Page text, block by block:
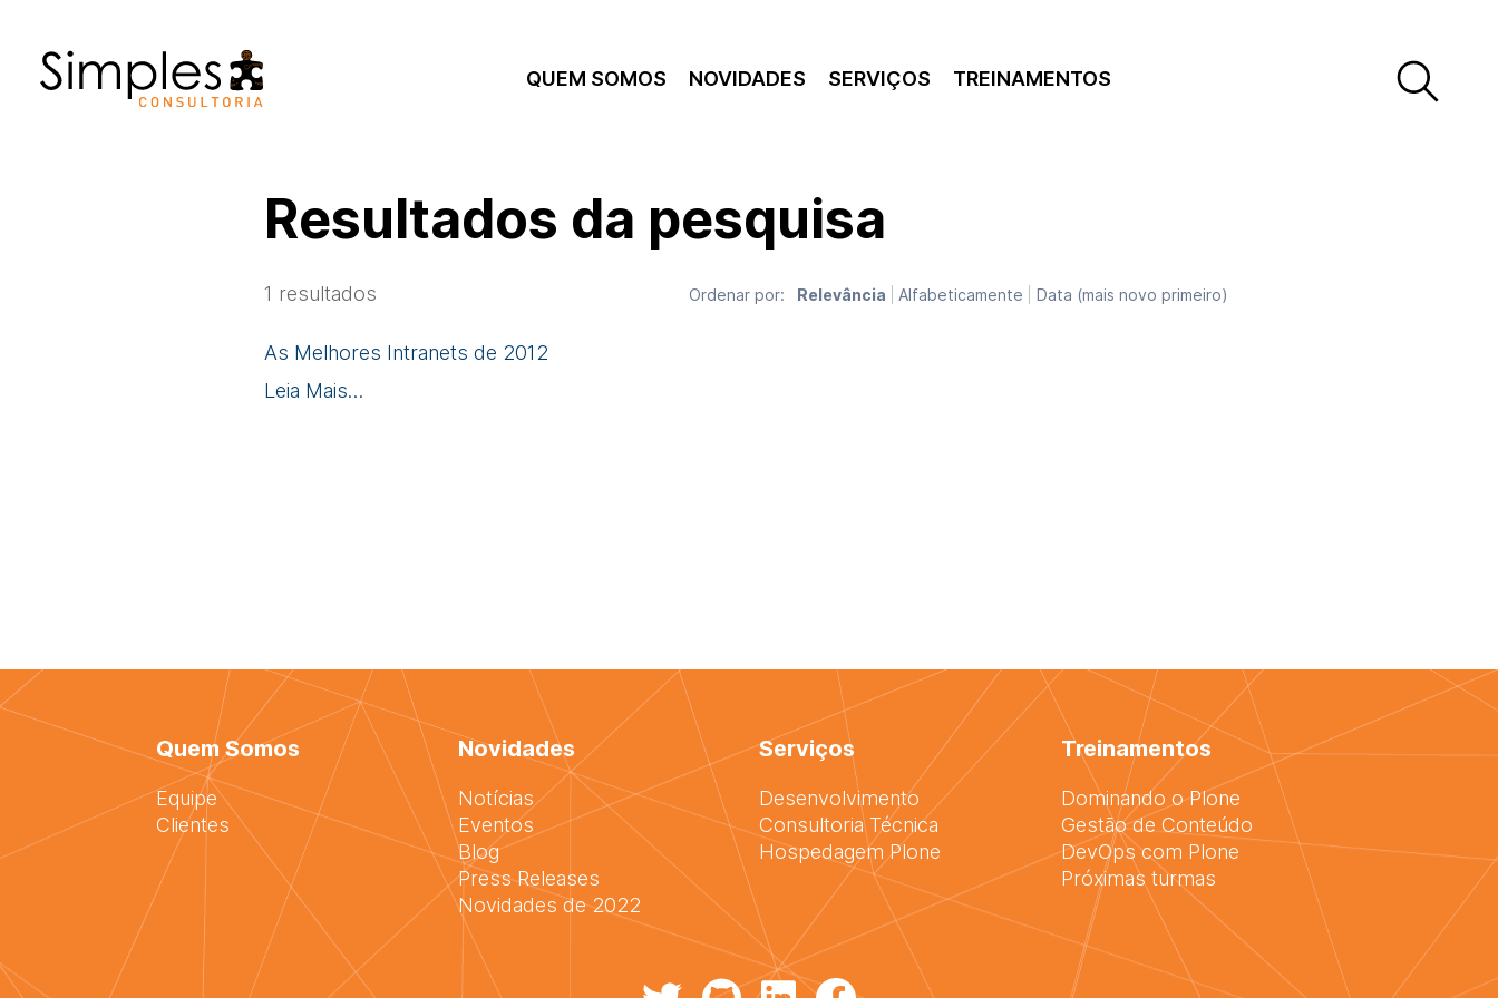
QUEM SOMOS NOVIDADES SERVIÇOS TREINAMENTOS
Resultados da pesquisa
1 resultados Ordenar por: Relevância Alfabeticamente Data (mais novo primeiro)
As Melhores Intranets de 2012
Leia Mais…
Quem Somos
Equipe
Clientes
Novidades
Notícias
Eventos
Blog
Press Releases
Novidades de 2022
Serviços
Desenvolvimento
Consultoria Técnica
Hospedagem Plone
Treinamentos
Dominando o Plone
Gestão de Conteúdo
DevOps com Plone
Próximas turmas